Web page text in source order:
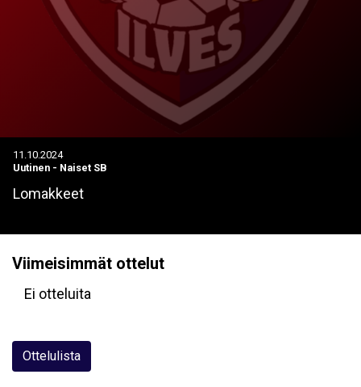
11.10.2024
Uutinen - Naiset SB
Lomakkeet
Viimeisimmät ottelut
Ei otteluita
Ottelulista